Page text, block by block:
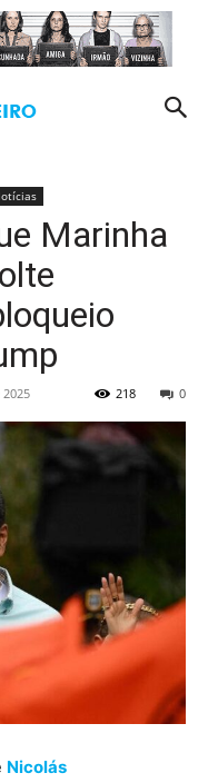
Marinha
0
218
Nicolás